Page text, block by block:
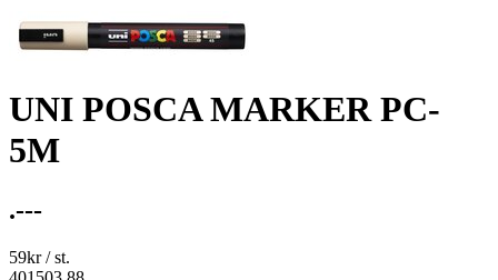
UNI POSCA MARKER PC-
5M
.---
59kr/ st.